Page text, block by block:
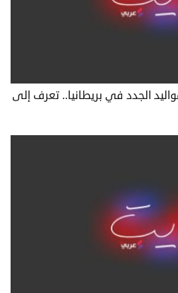
الجدد في بريطانيا.. تعرف إلى